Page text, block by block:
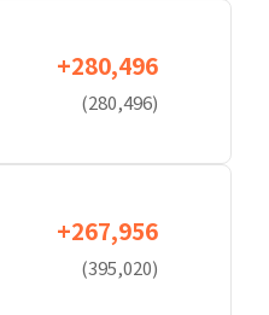
+280,496
(280,496)
+267,956
(395,020)